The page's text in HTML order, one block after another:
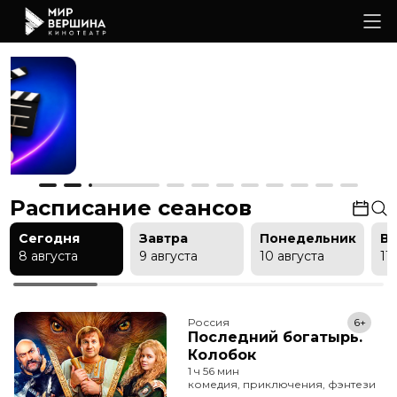
Расписание сеансов
Сегодня
8 августа
Завтра
9 августа
Понедельник
10 августа
11
Россия
Последний богатырь.
Колобок
6+
1 ч 56 мин
комедия, приключения, фэнтези